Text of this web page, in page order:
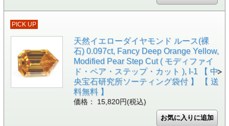
PICK UP
天然イエローダイヤモンド ルース(裸
石) 0.097ct, Fancy Deep Orange Yellow,
Modified Pear Step Cut ( モディファイ
ド・ペア・ステップ・カット ), I-1 【 中
央宝石研究所ソーティング袋付 】 【 送
料無料 】
価格： 15,820円(税込)